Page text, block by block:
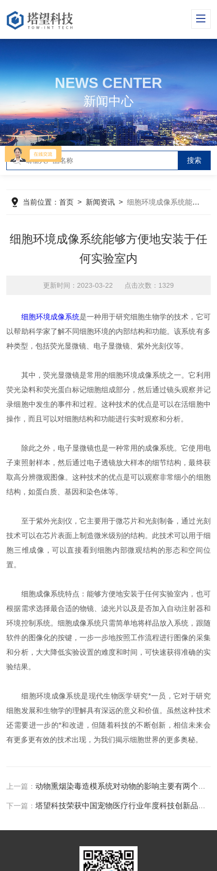
NEWS CENTER
新闻中心
当前位置：首页 > 新闻资讯 >细胞环境成像系统能够方便地安装于任何实验室内
细胞环境成像系统能够方便地安装于任
何实验室内
更新时间：2023-03-22 点击次数：1329
细胞环境成像系统是一种用于研究细胞生物学的技术，它可
以帮助科学家了解不同细胞环境的内部结构和功能。该系统有多
种类型，包括荧光显微镜、电子显微镜、紫外光刻仪等。
其中，荧光显微镜是常用的细胞环境成像系统之一。它利用
荧光染料和荧光蛋白标记细胞组成部分，然后通过镜头观察并记
录细胞中发生的事件和过程。这种技术的优点是可以在活细胞中
操作，而且可以对细胞结构和功能进行实时观察和分析。
除此之外，电子显微镜也是一种常用的成像系统。它使用电
子束照射样本，然后通过电子透镜放大样本的细节结构，最终获
取高分辨微观图像。这种技术的优点是可以观察非常细小的细胞
结构，如蛋白质、基因和染色体等。
至于紫外光刻仪，它主要用于微芯片和光刻制备，通过光刻
技术可以在芯片表面上制造微米级别的结构。此技术可以用于细
胞三维成像，可以直接看到细胞内部微观结构的形态和空间位
置。
细胞成像系统特点：能够方便地安装于任何实验室内，也可
根据需求选择最合适的物镜、滤光片以及是否加入自动注射器和
环境控制系统。细胞成像系统只需简单地将样品放入系统，跟随
软件的图像化的按键，一步一步地按照工作流程进行图像的采集
和分析，大大降低实验设置的难度和时间，可快速获得准确的实
验结果。
细胞环境成像系统是现代生物医学研究*一员，它对于研究
细胞发展和生物学的理解具有深远的意义和价值。虽然这种技术
还需要进一步的*和改进，但随着科技的不断创新，相信未来会
有更多更有效的技术出现，为我们揭示细胞世界的更多奥秘。
上一篇：动物熏烟染毒造模系统对动物的影响主要有两个方面
下一篇：塔望科技荣获中国宠物医疗行业年度科技创新品牌奖